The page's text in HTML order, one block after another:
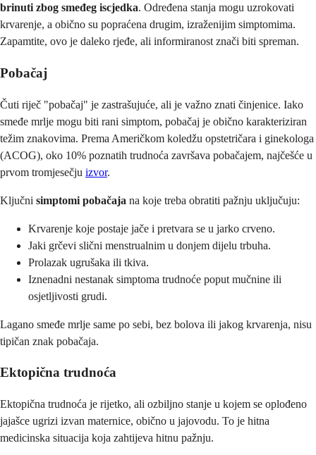
brinuti zbog smeđeg iscjedka. Određena stanja mogu uzrokovati
krvarenje, a obično su popraćena drugim, izraženijim simptomima.
Zapamtite, ovo je daleko rjeđe, ali informiranost znači biti spreman.
Pobačaj
Čuti riječ "pobačaj" je zastrašujuće, ali je važno znati činjenice. Iako
smeđe mrlje mogu biti rani simptom, pobačaj je obično karakteriziran
težim znakovima. Prema Američkom koledžu opstetričara i ginekologa
(ACOG), oko 10% poznatih trudnoća završava pobačajem, najčešće u
prvom tromjesečju izvor.
Ključni simptomi pobačaja na koje treba obratiti pažnju uključuju:
Krvarenje koje postaje jače i pretvara se u jarko crveno.
Jaki grčevi slični menstrualnim u donjem dijelu trbuha.
Prolazak ugrušaka ili tkiva.
Iznenadni nestanak simptoma trudnoće poput mučnine ili
osjetljivosti grudi.
Lagano smeđe mrlje same po sebi, bez bolova ili jakog krvarenja, nisu
tipičan znak pobačaja.
Ektopična trudnoća
Ektopična trudnoća je rijetko, ali ozbiljno stanje u kojem se oplođeno
jajašce ugrizi izvan maternice, obično u jajovodu. To je hitna
medicinska situacija koja zahtijeva hitnu pažnju.